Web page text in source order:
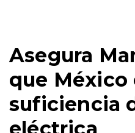
Asegura
que México
suficiencia